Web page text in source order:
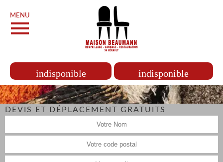
MENU
indisponible indisponible
DEVIS ET DÉPLACEMENT GRATUITS